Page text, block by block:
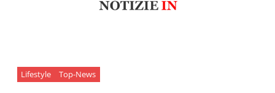
Lifestyle Top-News